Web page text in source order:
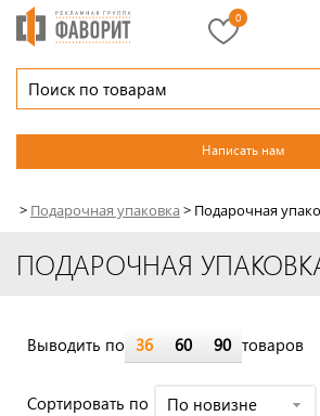
Написать нам
0
> Подарочная упаковка> Подарочная
ПОДАРОЧНАЯ
Выводить по 36 60 90 товаров
Cортировать по По новизне